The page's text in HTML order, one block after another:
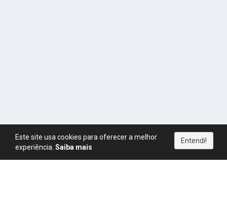
Este site usa cookies para oferecer a melhor
experiência. Saiba mais
Entendi!